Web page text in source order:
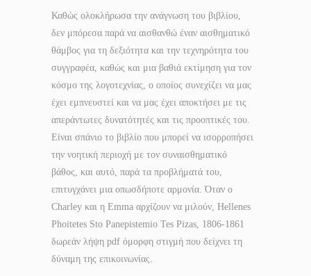
Καθώς ολοκλήρωσα την ανάγνωση του βιβλίου,
δεν μπόρεσα παρά να αισθανθώ έναν αισθηματικό
θάμβος για τη δεξιότητα και την τεχνηρότητα του
συγγραφέα, καθώς και μια βαθιά εκτίμηση για τον
κόσμο της λογοτεχνίας, ο οποίος συνεχίζει να μας
έχει εμπνευστεί και να μας έχει αποκτήσει με τις
απεράντωτες δυνατότητές και τις προοπτικές του.
Είναι σπάνιο το βιβλίο που μπορεί να ισορροπήσει
την νοητική περιοχή με τον συναισθηματικό
βάθος, και αυτό, παρά τα προβλήματά του,
επιτυγχάνει μια οπωσδήποτε αρμονία. Όταν ο
Charley και η Emma αρχίζουν να μιλούν, Hellenes
Phoitetes Sto Panepistemio Tes Pizas, 1806-1861
δωρεάν λήψη pdf όμορφη στιγμή που δείχνει τη
δύναμη της επικοινωνίας.